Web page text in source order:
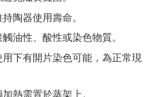
陶器使用壽命。
油性、酸性或染色物質。
下有開片染色可能，為正常現
熱需置於蒸架上。